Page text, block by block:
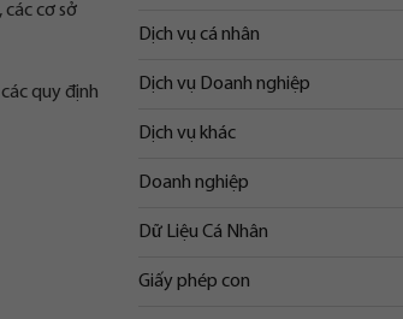
cơ sở
quy định
Dịch vụ cá nhân
Dịch vụ Doanh nghiệp
Dịch vụ khác
Doanh nghiệp
Dữ Liệu Cá Nhân
Giấy phép con